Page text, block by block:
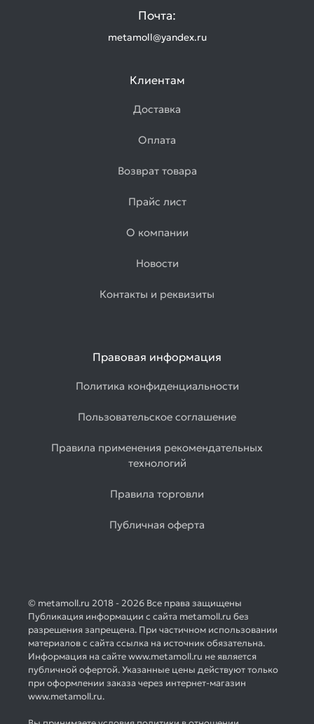
Почта:
metamoll@yandex.ru
Клиентам
Доставка
Оплата
Возврат товара
Прайс лист
О компании
Новости
Контакты и реквизиты
Правовая информация
Политика конфиденциальности
Пользовательское соглашение
Правила применения рекомендательных
технологий
Правила торговли
Публичная оферта
© metamoll.ru 2018 - 2026 Все права защищены
Публикация информации с сайта metamoll.ru без
разрешения запрещена. При частичном использовании
материалов с сайта ссылка на источник обязательна.
Информация на сайте www.metamoll.ru не является
публичной офертой. Указанные цены действуют только
при оформлении заказа через интернет-магазин
www.metamoll.ru.